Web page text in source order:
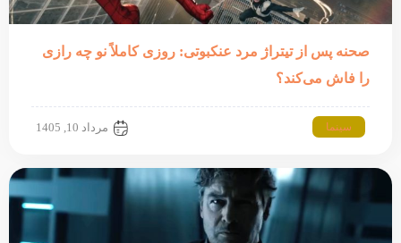
صحنه پس از تیتراژ مرد عنکبوتی: روزی کاملاً نو چه رازی
را فاش می‌کند؟
سینما مرداد 10, 1405